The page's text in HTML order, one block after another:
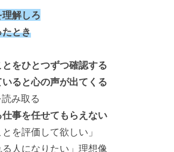
解しろ
とき
をひとつずつ確認する
ると心の声が出てくる
取る
事を任せてもらえない
価して欲しい」
なりたい」理想像